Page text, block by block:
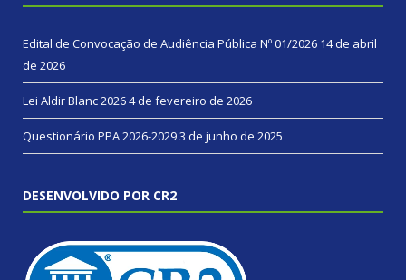
Edital de Convocação de Audiência Pública Nº 01/2026 14 de abril
de 2026
Lei Aldir Blanc 20264 de fevereiro de 2026
Questionário PPA 2026-20293 de junho de 2025
DESENVOLVIDO POR CR2